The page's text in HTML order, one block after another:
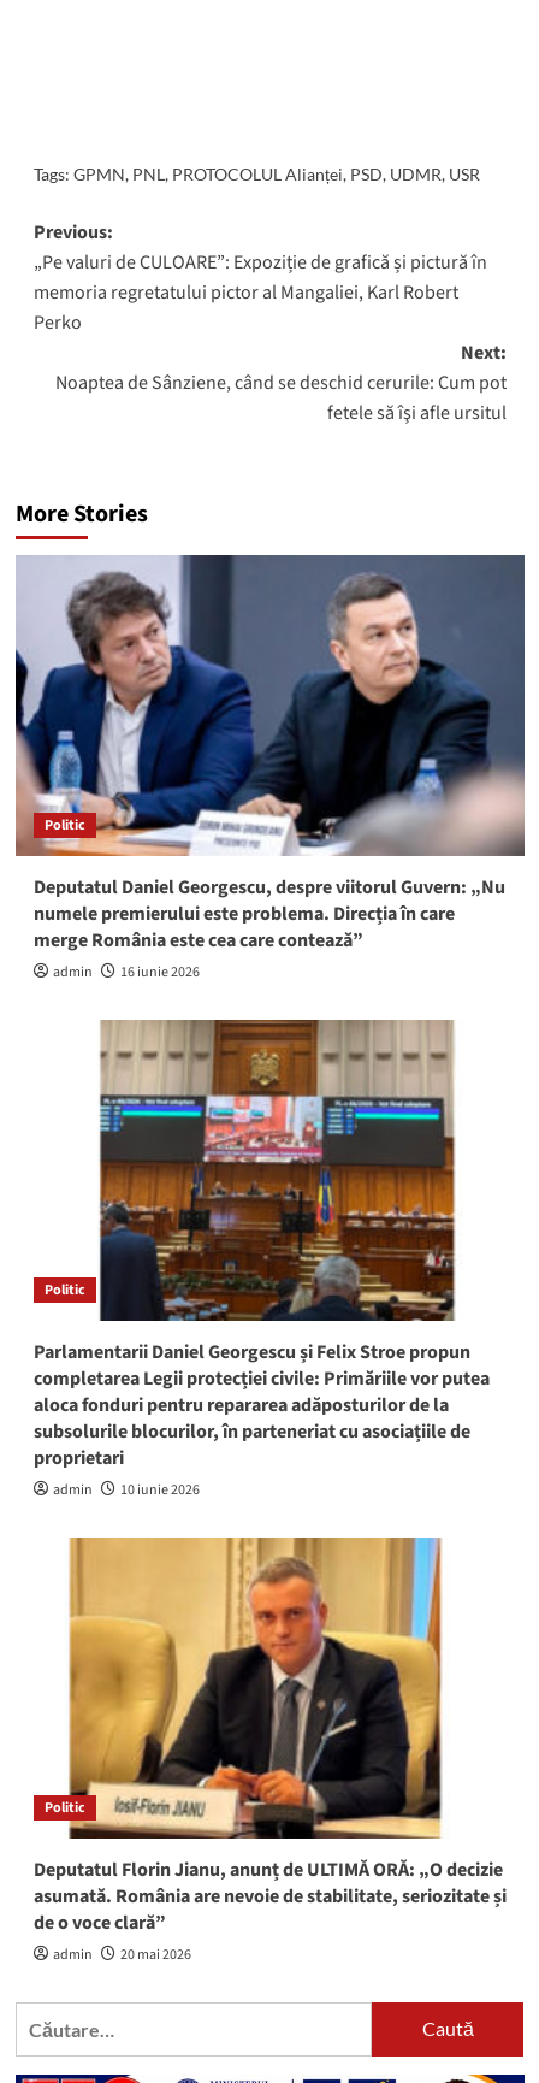
Tags: GPMN, PNL, PROTOCOLUL Alianței, PSD, UDMR, USR
Post
navigation
Previous:
„Pe valuri de CULOARE”: Expoziție de grafică și pictură în
memoria regretatului pictor al Mangaliei, Karl Robert
Perko
Next:
Noaptea de Sânziene, când se deschid cerurile: Cum pot
fetele să îşi afle ursitul
More Stories
Politic
Deputatul Daniel Georgescu, despre viitorul Guvern: „Nu
numele premierului este problema. Direcția în care
merge România este cea care contează”
admin 16 iunie 2026
Politic
Parlamentarii Daniel Georgescu și Felix Stroe propun
completarea Legii protecției civile: Primăriile vor putea
aloca fonduri pentru repararea adăposturilor de la
subsolurile blocurilor, în parteneriat cu asociațiile de
proprietari
admin 10 iunie 2026
Politic
Deputatul Florin Jianu, anunț de ULTIMĂ ORĂ: „O decizie
asumată. România are nevoie de stabilitate, seriozitate și
de o voce clară”
admin 20 mai 2026